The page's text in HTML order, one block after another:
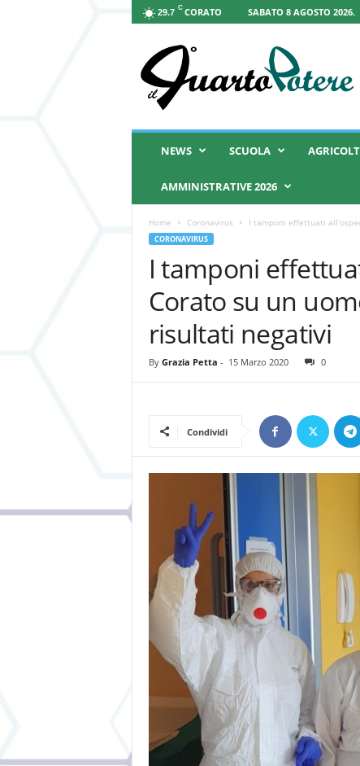
29.7 C CORATO SABATO 8 AGOSTO 2026.
Q
NEWS SCUOLA
AMMINISTRATIVE 2026
Home Coronavirus I tamponi effettuati
CORONAVIRUS
I tamponi
Corato su un
risultati negativi
By Grazia Petta - 15 Marzo 2020 0
Condividi